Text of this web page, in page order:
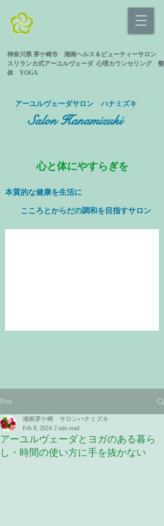
神奈川県 茅ケ崎市 湘南ヘルス＆ビューティーサロン
スリランカ式アーユルヴェーダ 心理カウンセリング 整
体 YOGA
​アーユルヴェーダサロン ハナミズキ
Salon Hanamizuki
心と体にやすらぎを
本質的な健康を生活に
​ こころとからだの調和を目指すサロン
Post
アーユルヴェーダとヨガのある暮ら
し・時間の使い方に手を抜かない
湘南茅ケ崎 サロンハナミズキ
Feb 8, 2024 2 min read